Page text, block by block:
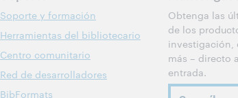
Soporte y formación
Herramientas del bibliotecario
Centro comunitario
Red de desarrolladores
BibFormats
Obtenga las
de los
investigación,
más – directo
entrada.